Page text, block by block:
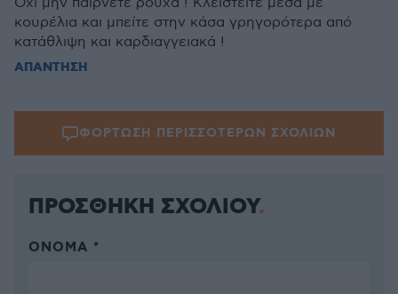
κουρέλια και μπείτε στην κάσα γρηγορότερα από
κατάθλιψη και καρδιαγγειακά !
ΑΠΑΝΤΗΣΗ
ΦΟΡΤΩΣΗ ΠΕΡΙΣΣΟΤΕΡΩΝ ΣΧΟΛΙΩΝ
ΠΡΟΣΘΗΚΗ ΣΧΟΛΙΟΥ
ΌΝΟΜΑ *